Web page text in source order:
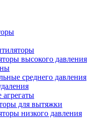
высокого давления
среднего давления
для вытяжки
низкого давления